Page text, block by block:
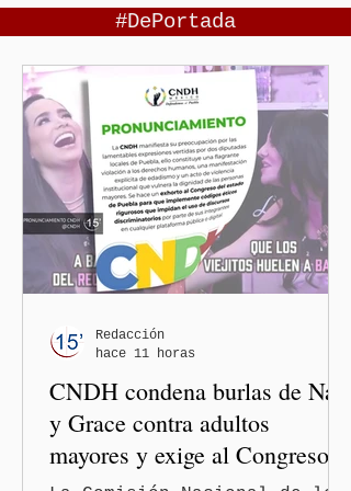
#DePortada
CNDH condena burlas de Nay
y Grace contra adultos
mayores y exige al Congreso
Redacción
hace 11 horas